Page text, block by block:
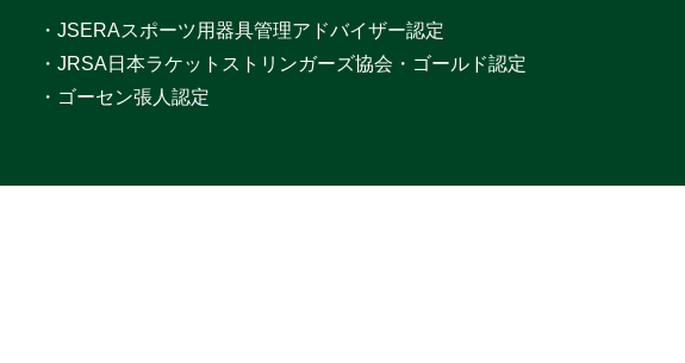
・JSERAスポーツ用器具管理アドバイザー認定
・JRSA日本ラケットストリンガーズ協会・ゴールド認定
・ゴーセン張人認定